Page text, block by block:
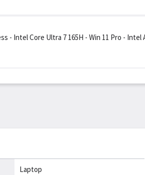
- Intel Core Ultra 7 165H - Win 11 Pro - Intel
2256
Laptop